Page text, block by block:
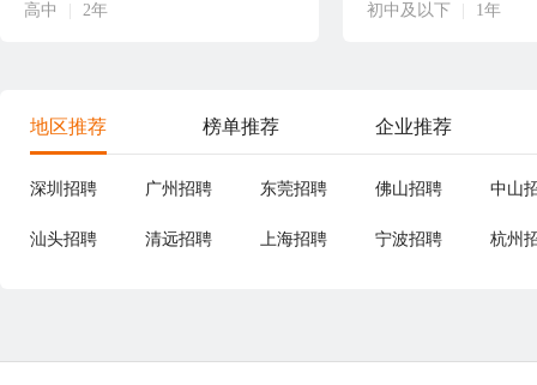
高中
2年
初中及以下
1年
地区推荐 榜单推荐 企业推荐
深圳招聘 广州招聘 东莞招聘 佛山招聘 中山
汕头招聘 清远招聘 上海招聘 宁波招聘 杭州